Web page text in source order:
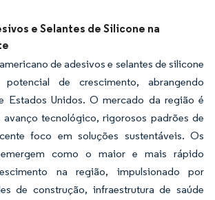
e Selantes de Silicone na
de adesivos e selantes de silicone
de crescimento, abrangendo
Estados Unidos. O mercado da região é
tecnológico, rigorosos padrões de
foco em soluções sustentáveis. Os
emergem como o maior e mais rápido
na região, impulsionado por
de construção, infraestrutura de saúde